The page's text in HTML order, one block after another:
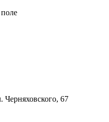
Черняховского, 67